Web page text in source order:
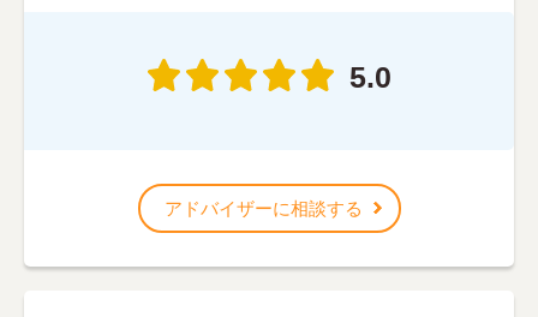
5.0
アドバイザーに相談する